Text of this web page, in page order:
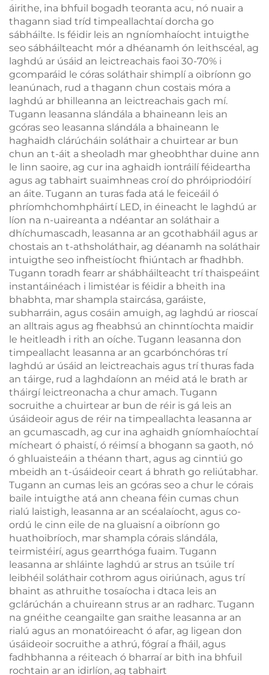
áirithe, ina bhfuil bogadh teoranta acu, nó nuair a
thagann siad tríd timpeallachtaí dorcha go
sábháilte. Is féidir leis an ngníomhaíocht intuigthe
seo sábháilteacht mór a dhéanamh ón leithscéal, ag
laghdú ar úsáid an leictreachais faoi 30-70% i
gcomparáid le córas soláthair shimplí a oibríonn go
leanúnach, rud a thagann chun costais móra a
laghdú ar bhilleanna an leictreachais gach mí.
Tugann leasanna slándála a bhaineann leis an
gcóras seo leasanna slándála a bhaineann le
haghaidh clárúcháin soláthair a chuirtear ar bun
chun an t-áit a sheoladh mar gheobhthar duine ann
le linn saoire, ag cur ina aghaidh iontráilí féideartha
agus ag tabhairt suaimhneas croí do phróipriodóirí
an áite. Tugann an turas fada atá le feiceáil ó
phríomhchomhpháirtí LED, in éineacht le laghdú ar
líon na n-uaireanta a ndéantar an soláthair a
dhíchumascadh, leasanna ar an gcothabháil agus ar
chostais an t-athsholáthair, ag déanamh na soláthair
intuigthe seo infheistíocht fhiúntach ar fhadhbh.
Tugann toradh fearr ar shábháilteacht trí thaispeáint
instantáinéach i limistéar is féidir a bheith ina
bhabhta, mar shampla staircása, garáiste,
subharráin, agus cosáin amuigh, ag laghdú ar rioscaí
an alltrais agus ag fheabhsú an chinntíochta maidir
le heitleadh i rith an oíche. Tugann leasanna don
timpeallacht leasanna ar an gcarbónchóras trí
laghdú ar úsáid an leictreachais agus trí thuras fada
an táirge, rud a laghdaíonn an méid atá le brath ar
tháirgí leictreonacha a chur amach. Tugann
socruithe a chuirtear ar bun de réir is gá leis an
úsáideoir agus de réir na timpeallachta leasanna ar
an gcumascadh, ag cur ina aghaidh gníomhaíochtaí
mícheart ó phaistí, ó réimsí a bhogann sa gaoth, nó
ó ghluaisteáin a théann thart, agus ag cinntiú go
mbeidh an t-úsáideoir ceart á bhrath go reliútabhar.
Tugann an cumas leis an gcóras seo a chur le córais
baile intuigthe atá ann cheana féin cumas chun
rialú laistigh, leasanna ar an scéalaíocht, agus co-
ordú le cinn eile de na gluaisní a oibríonn go
huathoibríoch, mar shampla córais slándála,
teirmistéirí, agus gearrthóga fuaim. Tugann
leasanna ar shláinte laghdú ar strus an tsúile trí
leibhéil soláthair cothrom agus oiriúnach, agus trí
bhaint as athruithe tosaíocha i dtaca leis an
gclárúchán a chuireann strus ar an radharc. Tugann
na gnéithe ceangailte gan sraithe leasanna ar an
rialú agus an monatóireacht ó afar, ag ligean don
úsáideoir socruithe a athrú, fógraí a fháil, agus
fadhbhanna a réiteach ó bharraí ar bith ina bhfuil
rochtain ar an idirlíon, ag tabhairt